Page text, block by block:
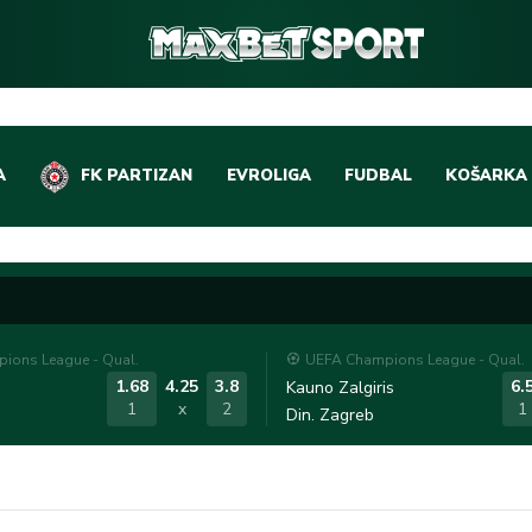
FK PARTIZAN EVROLIGA FUDBAL
DOMAĆI FUDBAL
LIGE PETICE
OSTALE LIGE
KOŠARKA
EVROLIGA
ABA LIGA
League - Qual.
1.68
1
4.25
x
3.8
2
UEFA Champions League - Qual.
Kauno Zalgiris
Din. Zagreb
1